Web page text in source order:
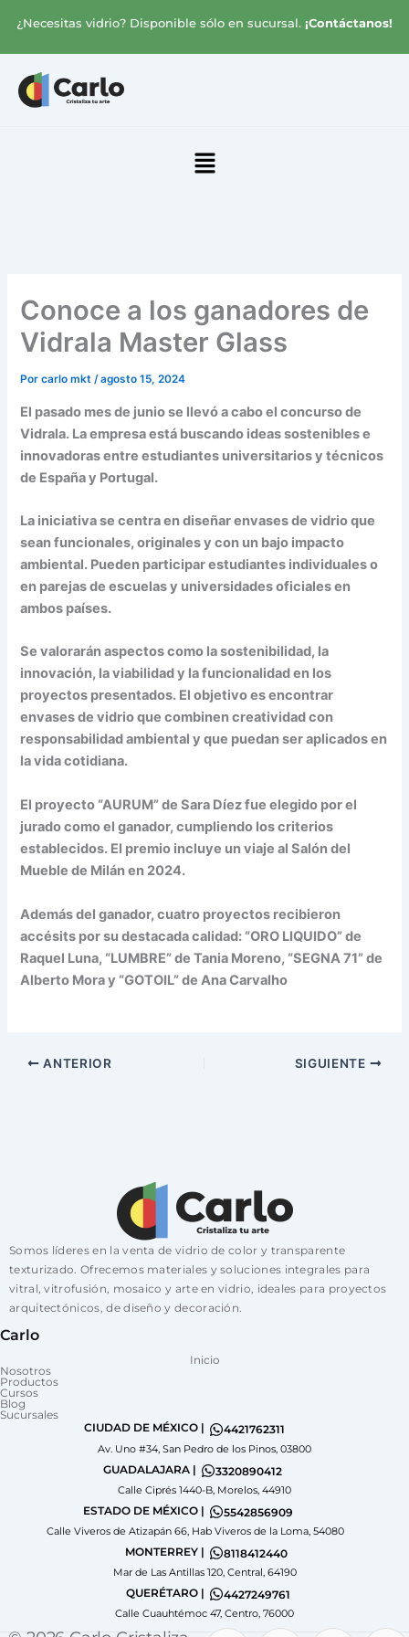
contenido
¿Necesitas vidrio? Disponible sólo en sucursal. ¡Contáctanos!
Menú
Conoce a los ganadores de
Vidrala Master Glass
Porcarlo mkt/agosto 15, 2024
El pasado mes de junio se llevó a cabo el concurso de
Vidrala. La empresa está buscando ideas sostenibles e
innovadoras entre estudiantes universitarios y técnicos
de España y Portugal.
La iniciativa se centra en diseñar envases de vidrio que
sean funcionales, originales y con un bajo impacto
ambiental. Pueden participar estudiantes individuales o
en parejas de escuelas y universidades oficiales en
ambos países.
Se valorarán aspectos como la sostenibilidad, la
innovación, la viabilidad y la funcionalidad en los
proyectos presentados. El objetivo es encontrar
envases de vidrio que combinen creatividad con
responsabilidad ambiental y que puedan ser aplicados en
la vida cotidiana.
El proyecto “AURUM” de Sara Díez fue elegido por el
jurado como el ganador, cumpliendo los criterios
establecidos. El premio incluye un viaje al Salón del
Mueble de Milán en 2024.
Además del ganador, cuatro proyectos recibieron
accésits por su destacada calidad: “ORO LIQUIDO” de
Raquel Luna, “LUMBRE” de Tania Moreno, “SEGNA 71” de
Alberto Mora y “GOTOIL” de Ana Carvalho
ANTERIOR SIGUIENTE
Somos líderes en la venta de vidrio de color y transparente
texturizado. Ofrecemos materiales y soluciones integrales para
vitral, vitrofusión, mosaico y arte en vidrio, ideales para proyectos
arquitectónicos, de diseño y decoración.
Carlo
Inicio
Nosotros
Productos
Cursos
Blog
Sucursales
CIUDAD DE MÉXICO |
4421762311
Av. Uno #34, San Pedro de los Pinos, 03800
GUADALAJARA | 3320890412
Calle Ciprés 1440-B, Morelos, 44910
ESTADO DE MÉXICO | 5542856909
Calle Viveros de Atizapán 66, Hab Viveros de la Loma, 54080
MONTERREY | 8118412440
Mar de Las Antillas 120, Central, 64190
QUERÉTARO | 4427249761
Calle Cuauhtémoc 47, Centro, 76000